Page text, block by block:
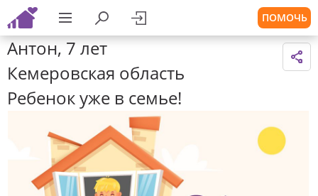
ПОМОЧЬ
Антон, 7 лет
Кемеровская область
Ребенок уже в семье!